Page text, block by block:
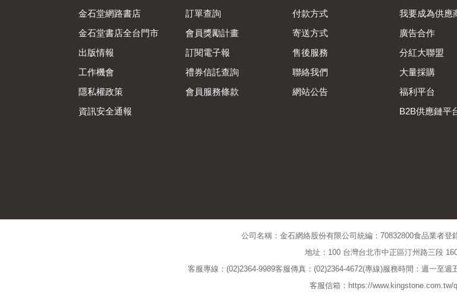
金石堂網路書店
金石堂書店全台門市
出版情報
工作機會
隱私權政策
資訊安全通報
訂單查詢
會員獎勵計畫
訂閱電子報
禮券信託查詢
會員服務條款
付款方式
寄送方式
售後服務
聯絡我們
網站公告
我要成為供應
廣告合作
分紅大聯盟
大量採購
福利平台
B2B供應鏈平
公司名稱：金石網絡股份有限公司統編：70832800食品業者登
地址：100 台灣台北市中正區汀州路三段
客服專線：(02)2364-9989客服傳真：(02)2364-4672(專線)服務時間：週一至週
客服信箱：https://www.kingstone.com.tw/